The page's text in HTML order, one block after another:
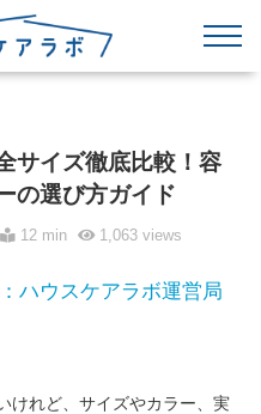
サイズ徹底比較！容
の選び方ガイド
12 min 1,063views
ハウスケアラボ運営局
けれど、サイズやカラー、実